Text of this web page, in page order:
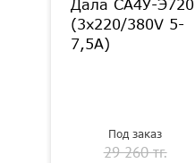
Дала СА4У-Э720
(3x220/380V 5-
7,5A)
Под заказ
29 260 тг.